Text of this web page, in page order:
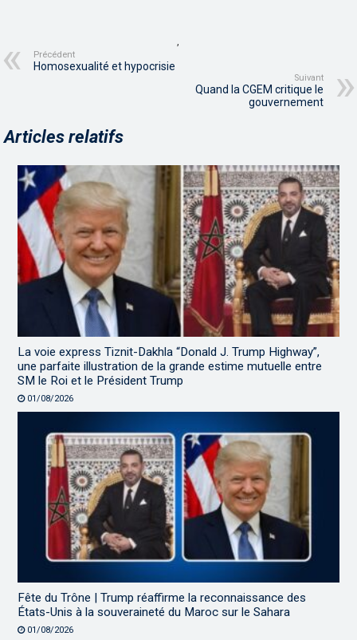
Précédent
Homosexualité et hypocrisie
Suivant
Quand la CGEM critique le
gouvernement
Articles relatifs
La voie express Tiznit-Dakhla “Donald J. Trump Highway”,
une parfaite illustration de la grande estime mutuelle entre
SM le Roi et le Président Trump
01/08/2026
Fête du Trône | Trump réaffirme la reconnaissance des
États-Unis à la souveraineté du Maroc sur le Sahara
01/08/2026